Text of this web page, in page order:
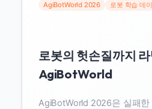
AgiBotWorld 2026 로봇 학습 데
로봇의 헛손질까지
AgiBotWorld
AgiBotWorld 2026은 실패